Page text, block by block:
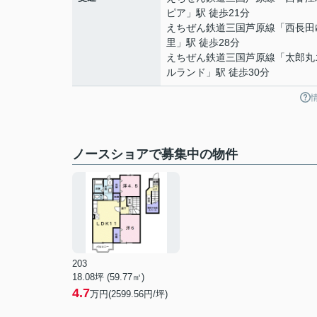
ピア 」駅 徒歩21分
えちぜん鉄道三国芦原線 「西長
里 」駅 徒歩28分
えちぜん鉄道三国芦原線 「太郎
ルランド 」駅 徒歩30分
ノースショアで募集中の物件
203
18.08坪 (59.77㎡)
4.7万円(2599.56円/坪)